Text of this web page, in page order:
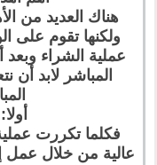
هناك العديد من
ولكنها تقوم على
عملية الشراء وبعد
المباشر لابد
فكلما تكررت
عالية من خلال عمل